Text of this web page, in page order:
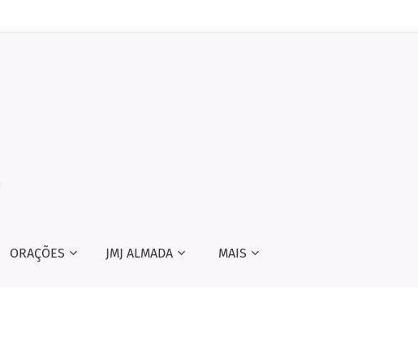
ORAÇÕES JMJ ALMADA MAIS